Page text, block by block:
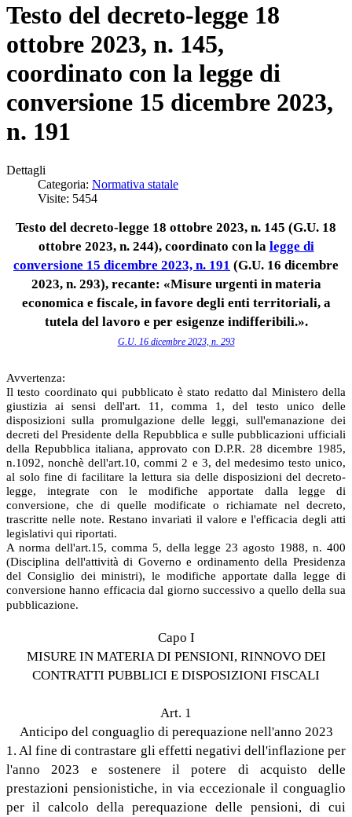
Testo del decreto-legge 18
ottobre 2023, n. 145,
coordinato con la legge di
conversione 15 dicembre 2023,
n. 191
Dettagli
Categoria: Normativa statale
Visite: 5454
Testo del decreto-legge 18 ottobre 2023, n. 145 (G.U. 18
ottobre 2023, n. 244), coordinato con la legge di
conversione 15 dicembre 2023, n. 191 (G.U. 16 dicembre
2023, n. 293), recante: «Misure urgenti in materia
economica e fiscale, in favore degli enti territoriali, a
tutela del lavoro e per esigenze indifferibili.».
G.U. 16 dicembre 2023, n. 293
Avvertenza:
Il testo coordinato qui pubblicato è stato redatto dal Ministero della
giustizia ai sensi dell'art. 11, comma 1, del testo unico delle
disposizioni sulla promulgazione delle leggi, sull'emanazione dei
decreti del Presidente della Repubblica e sulle pubblicazioni ufficiali
della Repubblica italiana, approvato con D.P.R. 28 dicembre 1985,
n.1092, nonchè dell'art.10, commi 2 e 3, del medesimo testo unico,
al solo fine di facilitare la lettura sia delle disposizioni del decreto-
legge, integrate con le modifiche apportate dalla legge di
conversione, che di quelle modificate o richiamate nel decreto,
trascritte nelle note. Restano invariati il valore e l'efficacia degli atti
legislativi qui riportati.
A norma dell'art.15, comma 5, della legge 23 agosto 1988, n. 400
(Disciplina dell'attività di Governo e ordinamento della Presidenza
del Consiglio dei ministri), le modifiche apportate dalla legge di
conversione hanno efficacia dal giorno successivo a quello della sua
pubblicazione.
Capo I
MISURE IN MATERIA DI PENSIONI, RINNOVO DEI
CONTRATTI PUBBLICI E DISPOSIZIONI FISCALI
Art. 1
Anticipo del conguaglio di perequazione nell'anno 2023
1. Al fine di contrastare gli effetti negativi dell'inflazione per
l'anno 2023 e sostenere il potere di acquisto delle
prestazioni pensionistiche, in via eccezionale il conguaglio
per il calcolo della perequazione delle pensioni, di cui